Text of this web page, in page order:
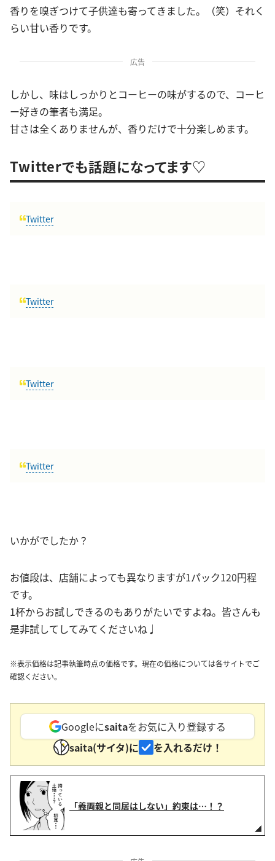
香りを嗅ぎつけて子供達も寄ってきました。（笑）それく
らい甘い香りです。
広告
しかし、味はしっかりとコーヒーの味がするので、コーヒ
ー好きの筆者も満足。
甘さは全くありませんが、香りだけで十分楽しめます。
Twitterでも話題になってます♡
Twitter
Twitter
Twitter
Twitter
いかがでしたか？
お値段は、店舗によっても異なりますが1パック120円程
です。
1杯からお試しできるのもありがたいですよね。皆さんも
是非試してしてみてくださいね♩
※表示価格は記事執筆時点の価格です。現在の価格については各サイトでご
確認ください。
Googleにsaitaをお気に入り登録する
saita(サイタ)に
を入れるだけ！
「義両親と同居はしない」約束は…！？